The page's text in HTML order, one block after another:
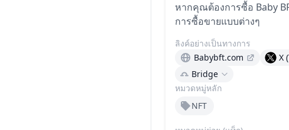
หากคุณต้องการซื้อ Baby
การซื้อขายแบบต่างๆ
หมวดหมู่หลัก
NFT
ลิงค์อย่างเป็นทางการ
Babybft.com
X
Bridge